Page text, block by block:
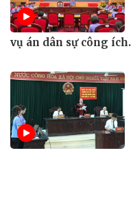
vụ án dân sự công ích.